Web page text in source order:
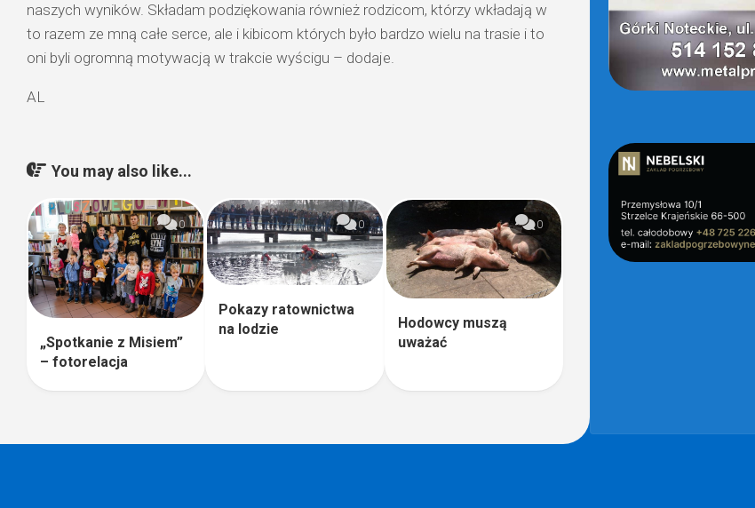
naszych wyników. Składam podziękowania również rodzicom, którzy wkładają w
to razem ze mną całe serce, ale i kibicom których było bardzo wielu na trasie i to
oni byli ogromną motywacją w trakcie wyścigu – dodaje.
AL
You may also like...
0
„Spotkanie z Misiem”
– fotorelacja
0
Pokazy ratownictwa
na lodzie
0
Hodowcy muszą
uważać